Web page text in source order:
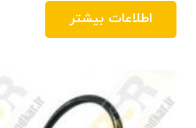
اطلاعات بیشتر